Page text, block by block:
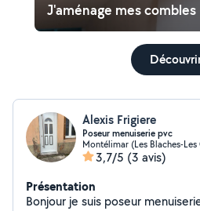
J'aménage mes combles
Alexis Frigiere
Poseur menuiserie pvc
Montélimar (Les Blaches-Les
3,7/5 (3 avis)
Présentation
Bonjour je suis poseur menuiserie bois -